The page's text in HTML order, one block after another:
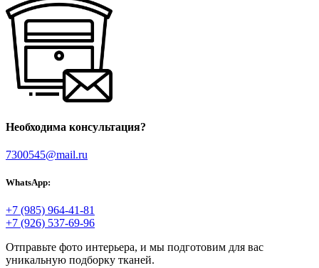
Необходима консультация?
7300545@mail.ru
WhatsApp:
+7 (985) 964-41-81
+7 (926) 537-69-96
Отправьте фото интерьера, и мы подготовим для вас
уникальную подборку тканей.